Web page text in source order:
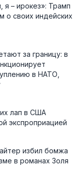
я – ирокез»: Трамп
о своих индейских
за границу: в
в НАТО,
лап в США
экспроприацией
избил бомжа
в романах Золя